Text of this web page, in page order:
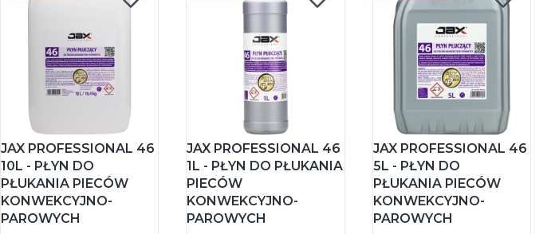
JAX PROFESSIONAL 46
10L - PŁYN DO
PŁUKANIA PIECÓW
KONWEKCYJNO-
PAROWYCH
JAX PROFESSIONAL 46
1L - PŁYN DO PŁUKANIA
PIECÓW
KONWEKCYJNO-
PAROWYCH
JAX PROFESSIONAL 46
5L - PŁYN DO
PŁUKANIA PIECÓW
KONWEKCYJNO-
PAROWYCH